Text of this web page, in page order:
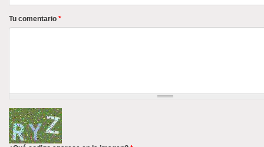
Tu comentario *